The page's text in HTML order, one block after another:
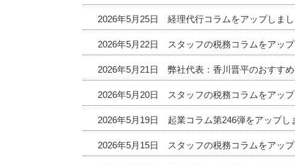
2026年5月25日 経理代行コラムをアップしまし
2026年5月22日 スタッフの税務コラムをアップ
2026年5月21日 弊社代表：香川晋平のおすすめ
2026年5月20日 スタッフの税務コラムをアップ
2026年5月19日 起業コラム第246弾をアップし
2026年5月15日 スタッフの税務コラムをアップ